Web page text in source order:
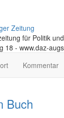
Zeitung
für Politik
18 - www.daz-
Kommentar
Buch